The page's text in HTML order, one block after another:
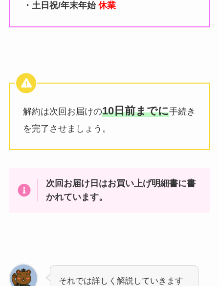
・土日祝/年末年始 休業
解約は次回お届けの10日前までに手続き
を完了させましょう。
次回お届け日はお買い上げ明細書に書
かれています。
それでは詳しく解説していきます